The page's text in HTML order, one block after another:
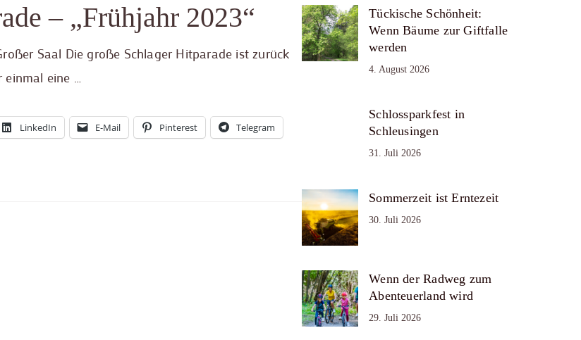
– „Frühjahr 2023“
Saal Die große Schlager Hitparade ist zurück
eine …
LinkedIn E-Mail Pinterest Telegram
Tückische Schönheit:
Wenn Bäume zur Giftfalle
werden
4. August 2026
Schlossparkfest in
Schleusingen
31. Juli 2026
Sommerzeit ist Erntezeit
30. Juli 2026
Wenn der Radweg zum
Abenteuerland wird
29. Juli 2026